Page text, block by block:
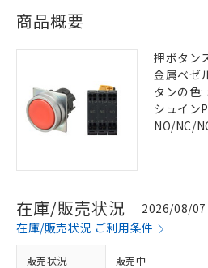
商品概要
押ボタン
金属ベゼ
タンの色
シュイン
NO/NC/
在庫/販売状況
2026/08/07
在庫/販売状況 ご利用条件
販売状況 販売中